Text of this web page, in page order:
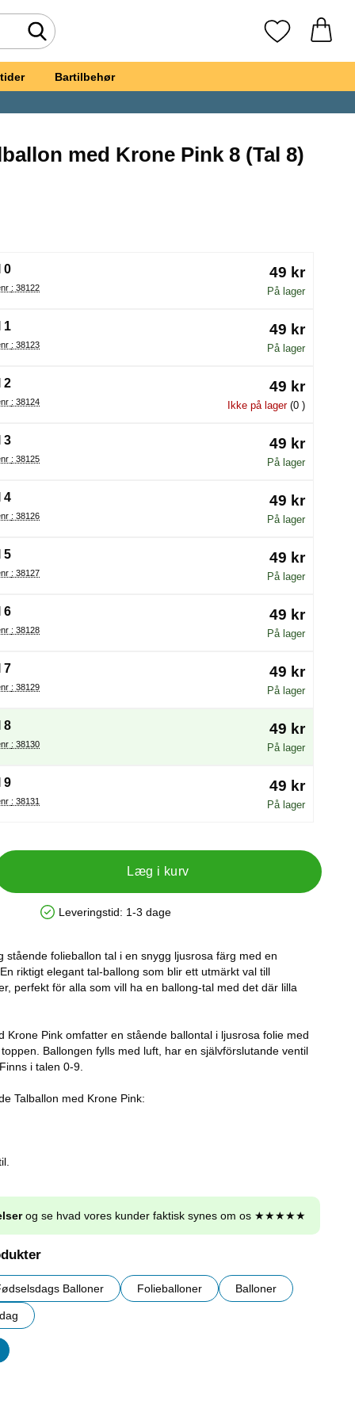
Foretag søgning Mine favoritter
Bartilbehør
med Krone Pink 8 (Tal 8)
af en ny radioknap vil genindlæse siden)
0
Varenr : 38122
49 kr
På lager
1
Varenr : 38123
49 kr
På lager
2
Varenr : 38124
49 kr
Ikke på lager(0 )
3
Varenr : 38125
49 kr
På lager
4
Varenr : 38126
49 kr
På lager
5
Varenr : 38127
49 kr
På lager
6
Varenr : 38128
49 kr
På lager
7
Varenr : 38129
49 kr
På lager
8
Varenr : 38130
49 kr
På lager
9
Varenr : 38131
49 kr
På lager
Læg i kurv
Produkttilgængelighed: På lager
Leveringstid: 1-3 dage
stående folieballon tal i en snygg ljusrosa färg med en
riktigt elegant tal-ballong som blir ett utmärkt val till
perfekt för alla som vill ha en ballong-tal med det där lilla
Krone Pink omfatter en stående ballontal i ljusrosa folie med
Ballongen fylls med luft, har en självförslutande ventil
i talen 0-9.
Talballon med Krone Pink:
og se hvad vores kunder faktisk synes om os ★★★★★
Balloner Folieballoner Balloner